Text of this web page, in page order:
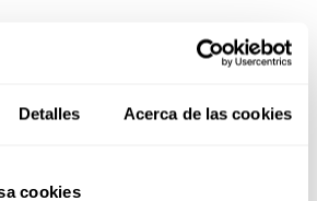
Detalles Acerca de las cookies
cookies
general
en negro sobre blanco de
a sus artículos una etiqueta de talla